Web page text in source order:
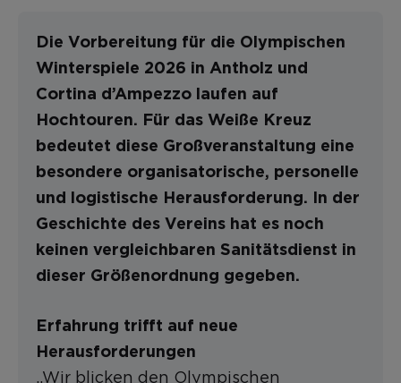
Die Vorbereitung für die Olympischen
Winterspiele 2026 in Antholz und
Cortina d’Ampezzo laufen auf
Hochtouren. Für das Weiße Kreuz
bedeutet diese Großveranstaltung eine
besondere organisatorische, personelle
und logistische Herausforderung. In der
Geschichte des Vereins hat es noch
keinen vergleichbaren Sanitätsdienst in
dieser Größenordnung gegeben.
Erfahrung trifft auf neue
Herausforderungen
„Wir blicken den Olympischen